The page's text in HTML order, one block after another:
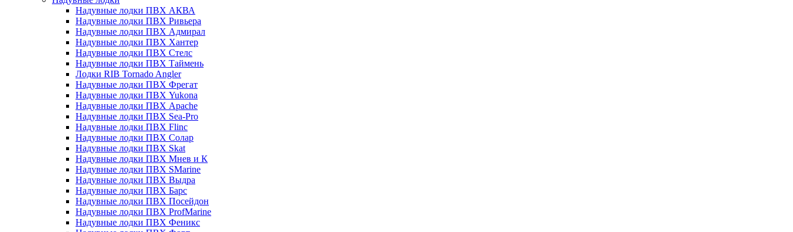
Надувные лодки ПВХ АКВА
Надувные лодки ПВХ Ривьера
Надувные лодки ПВХ Адмирал
Надувные лодки ПВХ Хантер
Надувные лодки ПВХ Стелс
Надувные лодки ПВХ Таймень
Лодки RIB Tornado Angler
Надувные лодки ПВХ Фрегат
Надувные лодки ПВХ Yukona
Надувные лодки ПВХ Apache
Надувные лодки ПВХ Sea-Pro
Надувные лодки ПВХ Flinc
Надувные лодки ПВХ Солар
Надувные лодки ПВХ Skat
Надувные лодки ПВХ Мнев и К
Надувные лодки ПВХ SMarine
Надувные лодки ПВХ Выдра
Надувные лодки ПВХ Барс
Надувные лодки ПВХ Посейдон
Надувные лодки ПВХ ProfMarine
Надувные лодки ПВХ Феникс